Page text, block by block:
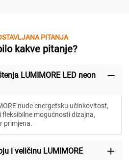
PITANJA
kakve pitanje?
LUMIMORE LED neon
nude energetsku učinkovitost,
mogućnosti dizajna,
primjena.
i veličinu LUMIMORE